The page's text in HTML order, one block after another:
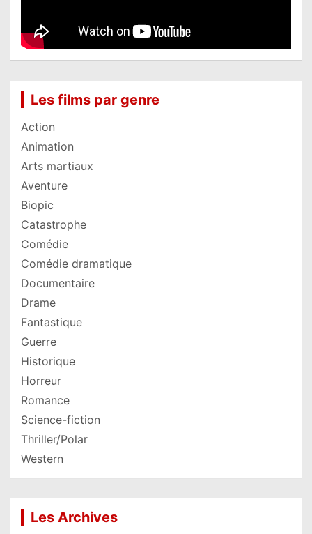
Les films par genre
Action
Animation
Arts martiaux
Aventure
Biopic
Catastrophe
Comédie
Comédie dramatique
Documentaire
Drame
Fantastique
Guerre
Historique
Horreur
Romance
Science-fiction
Thriller/Polar
Western
Les Archives